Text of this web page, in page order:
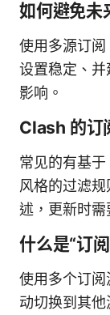
如何避免未
使用多源订
设置稳定、
影响。
Clash 的订
常见的有基
风格的过滤
述，更新时需
什么是“订
使用多个订
动切换到其他